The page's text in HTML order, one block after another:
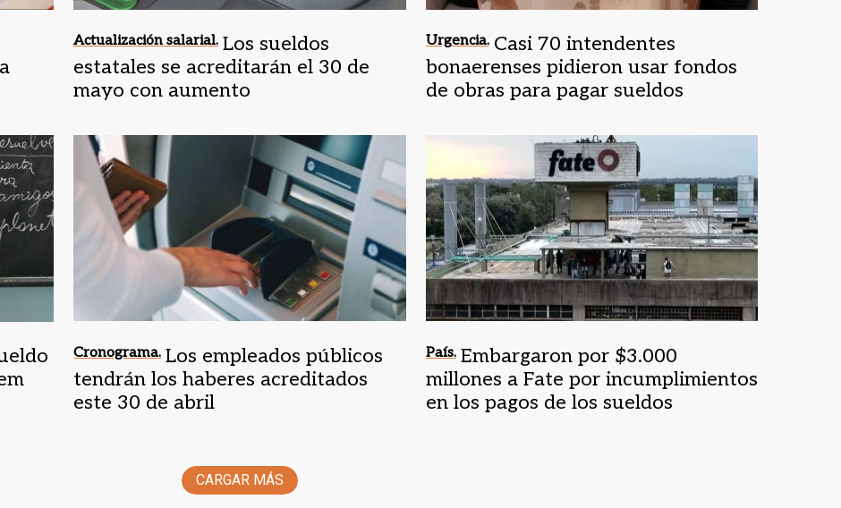
Actualización salarial. Los sueldos
estatales se acreditarán el 30 de
mayo con aumento
Urgencia. Casi 70 intendentes
bonaerenses pidieron usar fondos
de obras para pagar sueldos
Cronograma. Los empleados públicos
tendrán los haberes acreditados
este 30 de abril
País. Embargaron por $3.000
millones a Fate por incumplimientos
en los pagos de los sueldos
CARGAR MÁS